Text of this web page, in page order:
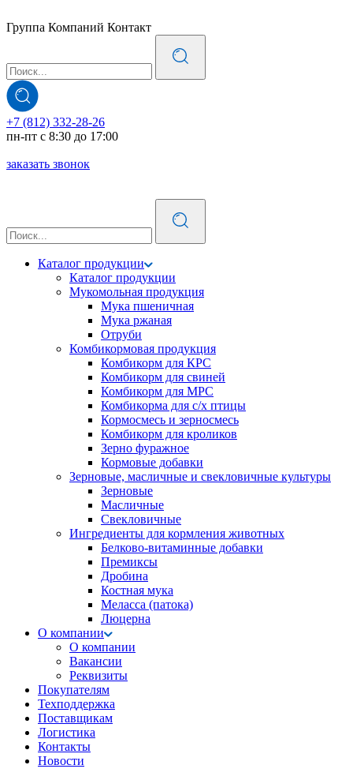
Группа Компаний Контакт
+7 (812) 332-28-26
пн-пт с 8:30 до 17:00
заказать звонок
Каталог продукции
Каталог продукции
Мукомольная продукция
Мука пшеничная
Мука ржаная
Отруби
Комбикормовая продукция
Комбикорм для КРС
Комбикорм для свиней
Комбикорм для МРС
Комбикорма для с/х птицы
Кормосмесь и зерносмесь
Комбикорм для кроликов
Зерно фуражное
Кормовые добавки
Зерновые, масличные и свекловичные культуры
Зерновые
Масличные
Свекловичные
Ингредиенты для кормления животных
Белково-витаминные добавки
Премиксы
Дробина
Костная мука
Меласса (патока)
Люцерна
О компании
О компании
Вакансии
Реквизиты
Покупателям
Техподдержка
Поставщикам
Логистика
Контакты
Новости